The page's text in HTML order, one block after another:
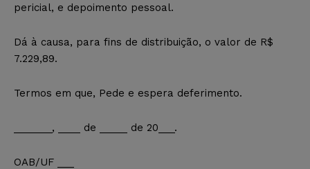
pericial, e depoimento pessoal.
Dá à causa, para fins de distribuição, o valor de R$
7.229,89.
Termos em que, Pede e espera deferimento.
_______, ____ de _____ de 20___.
OAB/UF ___